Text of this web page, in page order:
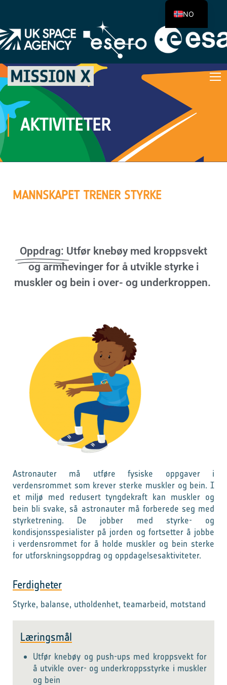
AKTIVITETER
MANNSKAPET TRENER STYRKE
Oppdrag: Utfør knebøy med kroppsvekt
og armhevinger for å utvikle styrke i
muskler og bein i over- og underkroppen.
Astronauter må utføre fysiske oppgaver i
verdensrommet som krever sterke muskler og bein. I
et miljø med redusert tyngdekraft kan muskler og
bein bli svake, så astronauter må forberede seg med
styrketrening. De jobber med styrke- og
kondisjonsspesialister på jorden og fortsetter å jobbe
i verdensrommet for å holde muskler og bein sterke
for utforskningsoppdrag og oppdagelsesaktiviteter.
Ferdigheter
Styrke, balanse, utholdenhet, teamarbeid, motstand
Læringsmål
Utfør knebøy og push-ups med kroppsvekt for
å utvikle over- og underkroppsstyrke i muskler
og bein
NO